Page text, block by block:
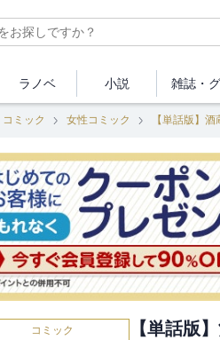
ラノベ 小説 雑誌・
コミック 女性コミック 【単話版】
コミック 【単話版